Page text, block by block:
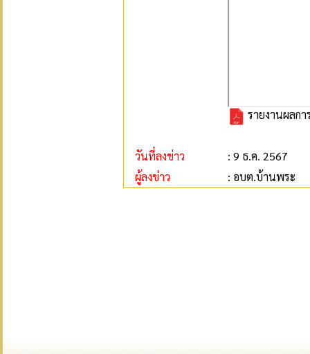
รายงานผลก
วันที่ลงข่าว
: 9 ธ.ค. 2567
ผู้ลงข่าว
: อบต.บ้านพระ